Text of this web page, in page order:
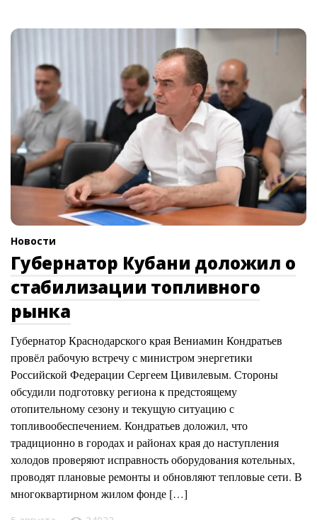
Новости
Губернатор Кубани доложил о
стабилизации топливного
рынка
Губернатор Краснодарского края Вениамин Кондратьев
провёл рабочую встречу с министром энергетики
Российской Федерации Сергеем Цивилевым. Стороны
обсудили подготовку региона к предстоящему
отопительному сезону и текущую ситуацию с
топливообеспечением. Кондратьев доложил, что
традиционно в городах и районах края до наступления
холодов проверяют исправность оборудования котельных,
проводят плановые ремонты и обновляют тепловые сети. В
многоквартирном жилом фонде […]